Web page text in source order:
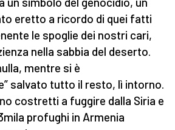
eretto a ricordo di quei fatti
le spoglie dei nostri cari,
nella sabbia del deserto.
mentre si è
salvato tutto il resto, lì intorno.
costretti a fuggire dalla Siria e
profughi in Armenia